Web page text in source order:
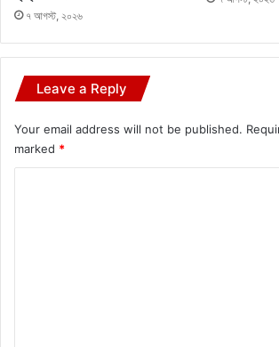
৭ আগস্ট, ২০২৬
Leave a Reply
Your email address will not be published.
marked *